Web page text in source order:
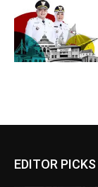
EDITOR PICKS